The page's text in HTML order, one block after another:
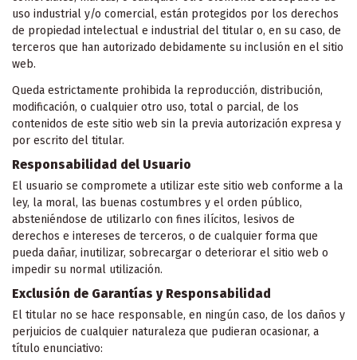
uso industrial y/o comercial, están protegidos por los derechos
de propiedad intelectual e industrial del titular o, en su caso, de
terceros que han autorizado debidamente su inclusión en el sitio
web.
Queda estrictamente prohibida la reproducción, distribución,
modificación, o cualquier otro uso, total o parcial, de los
contenidos de este sitio web sin la previa autorización expresa y
por escrito del titular.
Responsabilidad del Usuario
El usuario se compromete a utilizar este sitio web conforme a la
ley, la moral, las buenas costumbres y el orden público,
absteniéndose de utilizarlo con fines ilícitos, lesivos de
derechos e intereses de terceros, o de cualquier forma que
pueda dañar, inutilizar, sobrecargar o deteriorar el sitio web o
impedir su normal utilización.
Exclusión de Garantías y Responsabilidad
El titular no se hace responsable, en ningún caso, de los daños y
perjuicios de cualquier naturaleza que pudieran ocasionar, a
título enunciativo: